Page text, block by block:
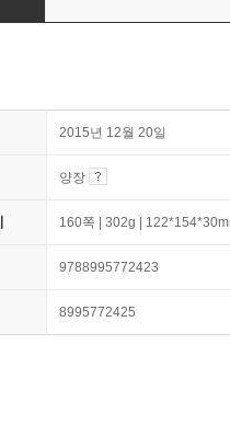
2015년 12월 20일
양장
160쪽 | 302g |
9788995772423
8995772425